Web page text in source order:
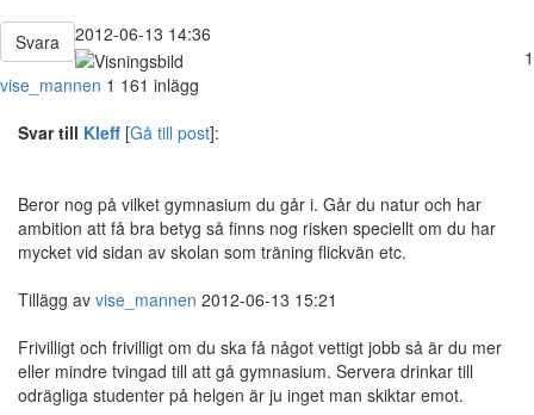
Svara
2012-06-13 14:36
1
vise_mannen 1 161 inlägg
Svar till Kleff [Gå till post]:
Beror nog på vilket gymnasium du går i. Går du natur och har
ambition att få bra betyg så finns nog risken speciellt om du har
mycket vid sidan av skolan som träning flickvän etc.
Tillägg av vise_mannen 2012-06-13 15:21
Frivilligt och frivilligt om du ska få något vettigt jobb så är du mer
eller mindre tvingad till att gå gymnasium. Servera drinkar till
odrägliga studenter på helgen är ju inget man skiktar emot.